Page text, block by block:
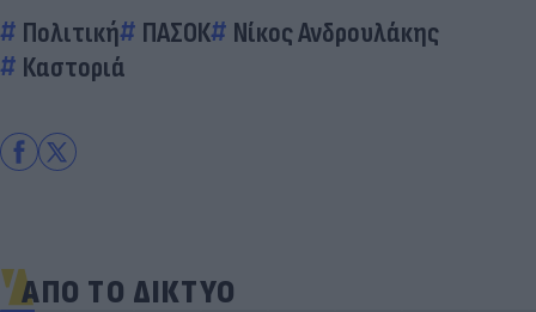
Πολιτική ΠΑΣΟΚ
Νίκος Ανδρουλάκης
Καστοριά
ΑΠΟ ΤΟ ΔΙΚΤΥΟ